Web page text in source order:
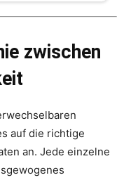
zwischen
auf die richtige
an. Jede einzelne